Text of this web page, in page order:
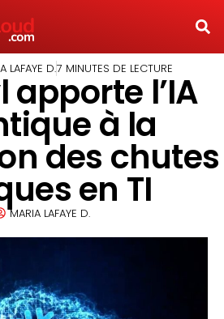
LAFAYE D.7 MINUTES DE LECTURE
apporte l’IA
à la
des chutes
en TI
MARIA LAFAYE D.